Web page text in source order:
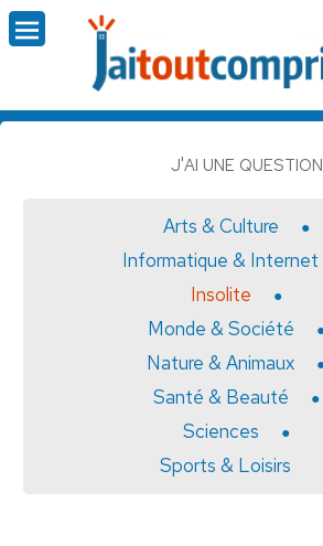
J'AI UNE QUESTION
Arts & Culture
Informatique & Internet
Insolite
Monde & Société
Nature & Animaux
Santé & Beauté
Sciences
Sports & Loisirs